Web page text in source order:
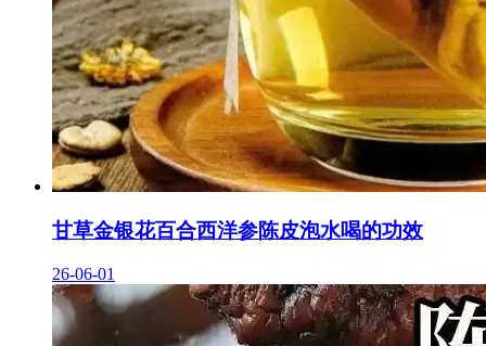
甘草金银花百合西洋参陈皮泡水喝的功效
26-06-01